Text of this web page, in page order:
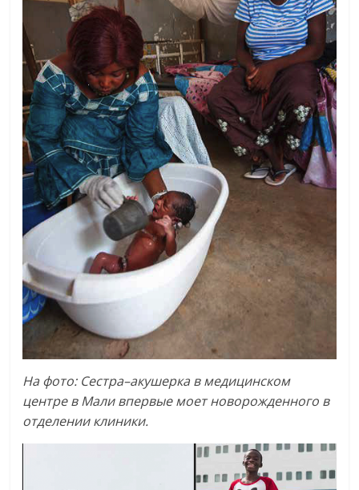
На фото: Сестра–акушерка в медицинском
центре в Мали впервые моет новорожденного в
отделении клиники.